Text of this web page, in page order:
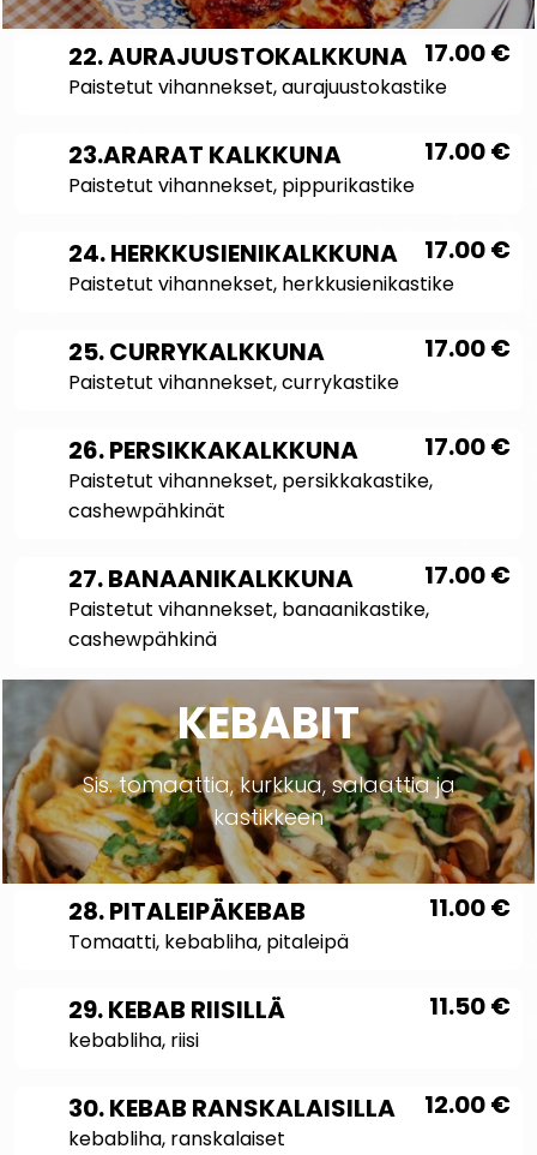
17.00€
22. AURAJUUSTOKALKKUNA
Paistetut vihannekset, aurajuustokastike
17.00€
23.ARARAT KALKKUNA
Paistetut vihannekset, pippurikastike
17.00€
24. HERKKUSIENIKALKKUNA
Paistetut vihannekset, herkkusienikastike
17.00€
25. CURRYKALKKUNA
Paistetut vihannekset, currykastike
17.00€
26. PERSIKKAKALKKUNA
Paistetut vihannekset, persikkakastike,
cashewpähkinät
17.00€
27. BANAANIKALKKUNA
Paistetut vihannekset, banaanikastike,
cashewpähkinä
KEBABIT
Sis. tomaattia, kurkkua, salaattia ja
kastikkeen
11.00€
28. PITALEIPÄKEBAB
Tomaatti, kebabliha, pitaleipä
11.50€
29. KEBAB RIISILLÄ
kebabliha, riisi
12.00€
30. KEBAB RANSKALAISILLA
kebabliha, ranskalaiset